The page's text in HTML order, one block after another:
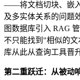
——将文档切块、嵌
及多实体关系的问题
图数据库引入 RAG
不只能找到"相似的
库从此从查询工具晋
第二重跃迁：从被动